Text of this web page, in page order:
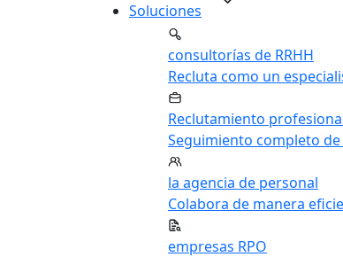
Soluciones
consultorías de RRHH
Recluta como un
Reclutamiento
Seguimiento completo
la agencia de personal
Colabora de manera
empresas RPO